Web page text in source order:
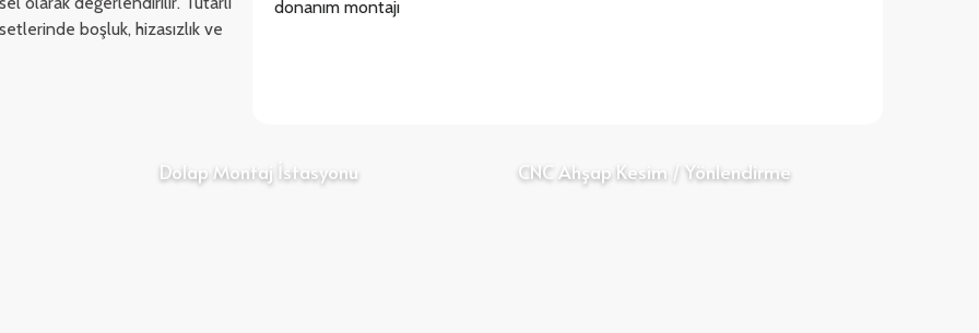
boşluk, hizasızlık ve
donanım montajı
Dolap Montaj İstasyonu CNC Ahşap Kesim / Yönlendirme